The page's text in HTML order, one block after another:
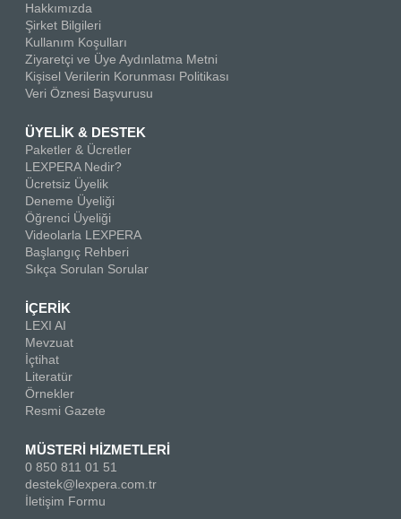
Hakkımızda
Şirket Bilgileri
Kullanım Koşulları
Ziyaretçi ve Üye Aydınlatma Metni
Kişisel Verilerin Korunması Politikası
Veri Öznesi Başvurusu
ÜYELİK & DESTEK
Paketler & Ücretler
LEXPERA Nedir?
Ücretsiz Üyelik
Deneme Üyeliği
Öğrenci Üyeliği
Videolarla LEXPERA
Başlangıç Rehberi
Sıkça Sorulan Sorular
İÇERİK
LEXI AI
Mevzuat
İçtihat
Literatür
Örnekler
Resmi Gazete
MÜSTERİ HİZMETLERİ
0 850 811 01 51
destek@lexpera.com.tr
İletişim Formu